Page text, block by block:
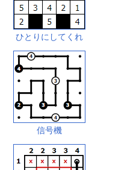
ひとりにしてくれ
信号機